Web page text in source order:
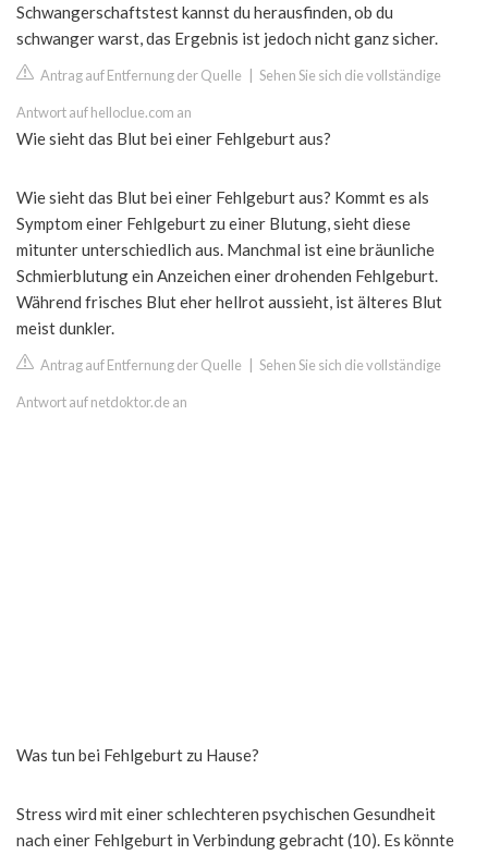
Schwangerschaftstest kannst du herausfinden, ob du
schwanger warst, das Ergebnis ist jedoch nicht ganz sicher.
Antrag auf Entfernung der Quelle Sehen Sie sich die vollständige
Antwort auf helloclue.com an
Wie sieht das Blut bei einer Fehlgeburt aus?
Wie sieht das Blut bei einer Fehlgeburt aus? Kommt es als
Symptom einer Fehlgeburt zu einer Blutung, sieht diese
mitunter unterschiedlich aus. Manchmal ist eine bräunliche
Schmierblutung ein Anzeichen einer drohenden Fehlgeburt.
Während frisches Blut eher hellrot aussieht, ist älteres Blut
meist dunkler.
Antrag auf Entfernung der Quelle Sehen Sie sich die vollständige
Antwort auf netdoktor.de an
Was tun bei Fehlgeburt zu Hause?
Stress wird mit einer schlechteren psychischen Gesundheit
nach einer Fehlgeburt in Verbindung gebracht (10). Es könnte